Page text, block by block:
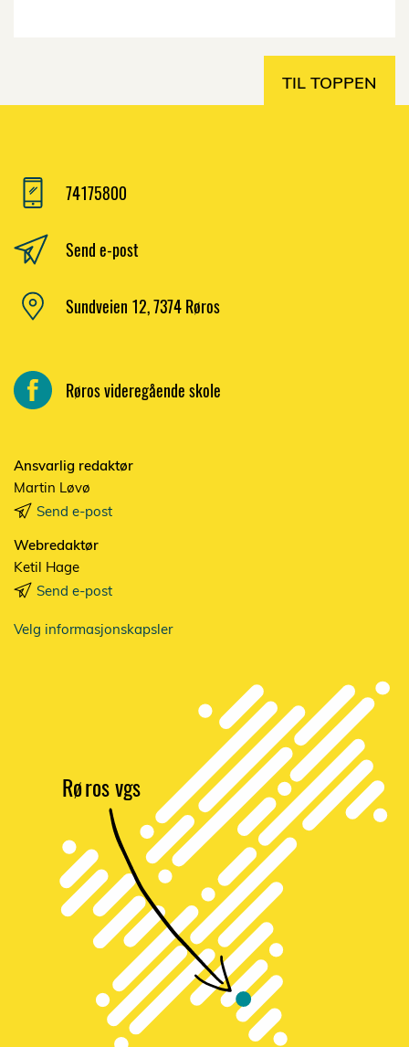
TIL TOPPEN
74175800
Send e-post
Sundveien 12, 7374 Røros
Røros videregående skole
Ansvarlig redaktør
Martin Løvø
Send e-post
Webredaktør
Ketil Hage
Send e-post
Velg informasjonskapsler
Røros vgs